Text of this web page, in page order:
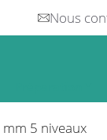
Nous
5 niveaux